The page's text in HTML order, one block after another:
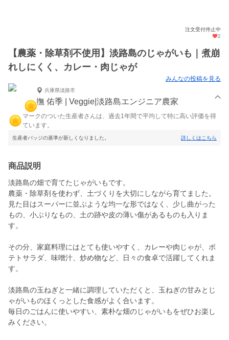
注文受付停止中
2
【農薬・除草剤不使用】淡路島のじゃがいも｜煮崩
れしにくく、カレー・肉じゃが
みんなの投稿を見る
兵庫県淡路市
撫 佑季 | Veggie|淡路島エンジニア農家
マークのついた生産者さんは、過去1年間で平均して特に高い評価を得
ています。
生産者バッジの基準が新しくなりました。 詳しくはこちら
商品説明
淡路島の畑で育てたじゃがいもです。
農薬・除草剤を使わず、土づくりを大切にしながら育てました。
見た目はスーパーに並ぶような均一な形ではなく、少し曲がった
もの、小ぶりなもの、土の跡や皮の薄い傷があるものも入りま
す。
その分、家庭料理にはとても使いやすく、カレーや肉じゃが、ポ
テトサラダ、味噌汁、炒め物など、日々の食卓で活躍してくれま
す。
淡路島の玉ねぎと一緒に調理していただくと、玉ねぎの甘みとじ
ゃがいものほくっとした食感がよく合います。
毎日のごはんに使いやすい、素朴な畑のじゃがいもをぜひお楽し
みください。